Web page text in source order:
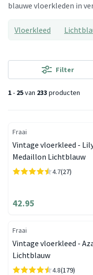
blauwe vloerkleden in
Vloerkleed
1- 25van 233 producten
Filter
Fraai
Vintage vloerkleed -
Medaillon Lichtblauw
4.7(27)
42.95
Fraai
Vintage vloerkleed -
Lichtblauw
4.8(179)